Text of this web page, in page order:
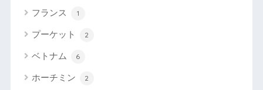
フランス 1
プーケット 2
ベトナム 6
ホーチミン 2